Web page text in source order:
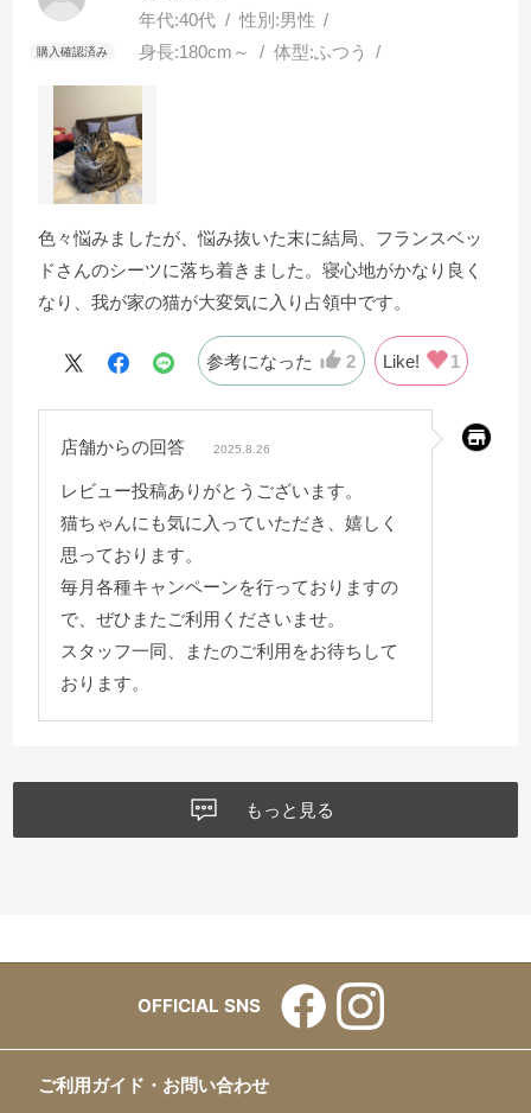
年代:40代 性別:男性
身長:180cm～ 体型:ふつう
色々悩みましたが、悩み抜いた末に結局、フランスベッ
ドさんのシーツに落ち着きました。寝心地がかなり良く
なり、我が家の猫が大変気に入り占領中です。
参考になった 2 Like! 1
店舗からの回答 2025.8.26
レビュー投稿ありがとうございます。
猫ちゃんにも気に入っていただき、嬉しく
思っております。
毎月各種キャンペーンを行っておりますの
で、ぜひまたご利用くださいませ。
スタッフ一同、またのご利用をお待ちして
おります。
もっと見る
OFFICIAL SNS
ご利用ガイド・お問い合わせ